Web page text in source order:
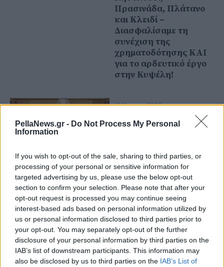
PellaNews.gr - Do Not Process My Personal
Information
If you wish to opt-out of the sale, sharing to third parties, or
processing of your personal or sensitive information for
targeted advertising by us, please use the below opt-out
section to confirm your selection. Please note that after your
opt-out request is processed you may continue seeing
interest-based ads based on personal information utilized by
us or personal information disclosed to third parties prior to
your opt-out. You may separately opt-out of the further
disclosure of your personal information by third parties on the
IAB’s list of downstream participants. This information may
also be disclosed by us to third parties on the IAB’s List of
Πρασινάδα, Πλάτανο
και Κλειδί –
Διασφαλίσαμε τη
συνέχιση της
χρηματοδότησης ΚΑΙ
για το αρδευτικό έργο
στην Κυψέλη!
12 Μαρτίου 2026
Συνάντηση εργασίας
του Υφυπουργού
Σωματείο Πάρκων
Αναψυχής Ελλάδος
(ΣΩ.Π.Α.Ε.)